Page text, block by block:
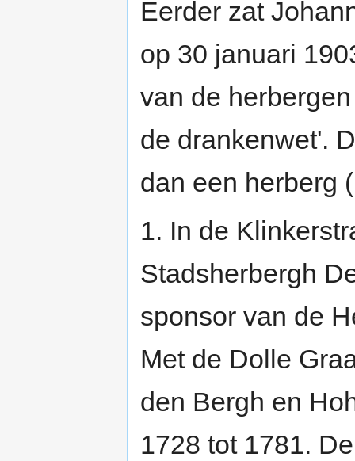
Eerder zat
op 30 januari
van de
de drankenwet'.
dan een herberg
1. In de
Stadsherbergh
sponsor van de
Met de Dolle
den Bergh en
1728 tot 1781.